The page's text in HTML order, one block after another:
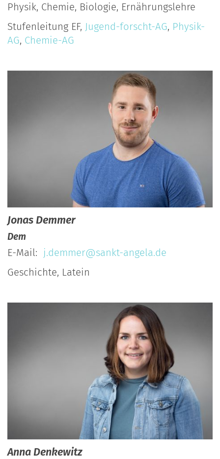
Physik, Chemie, Biologie, Ernährungslehre
Stufenleitung EF, Jugend-forscht-AG, Physik-
AG, Chemie-AG
JonasDemmer
Dem
E-Mail:
j.demmer@sankt-angela.de
Geschichte, Latein
AnnaDenkewitz